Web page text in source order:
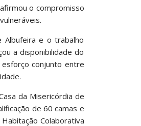
o compromisso
Albufeira e o trabalho
a disponibilidade do
conjunto entre
da Misericórdia de
de 60 camas e
Colaborativa